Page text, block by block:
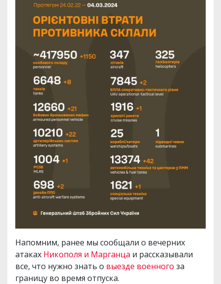
Напомним, ранее мы сообщали о вечерних
атаках Никополя и Марганца и рассказывали
все, что нужно знать о выезде военного за
границу во время отпуска.